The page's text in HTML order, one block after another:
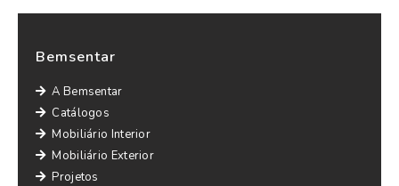
Bemsentar
A Bemsentar
Catálogos
Mobiliário Interior
Mobiliário Exterior
Projetos